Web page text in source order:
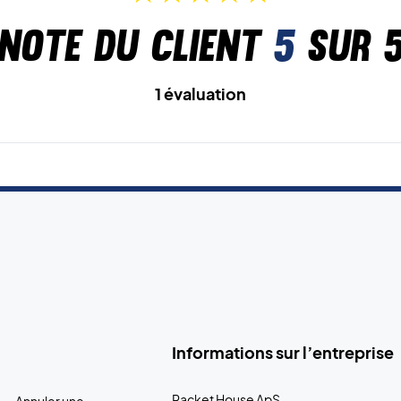
du client 5sur
1 évaluation
Informations sur l’entreprise